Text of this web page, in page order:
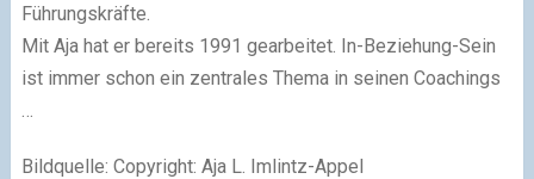
Führungskräfte.
Mit Aja hat er bereits 1991 gearbeitet. In-Beziehung-Sein
ist immer schon ein zentrales Thema in seinen Coachings
Bildquelle: Copyright: Aja L. Imlintz-Appel